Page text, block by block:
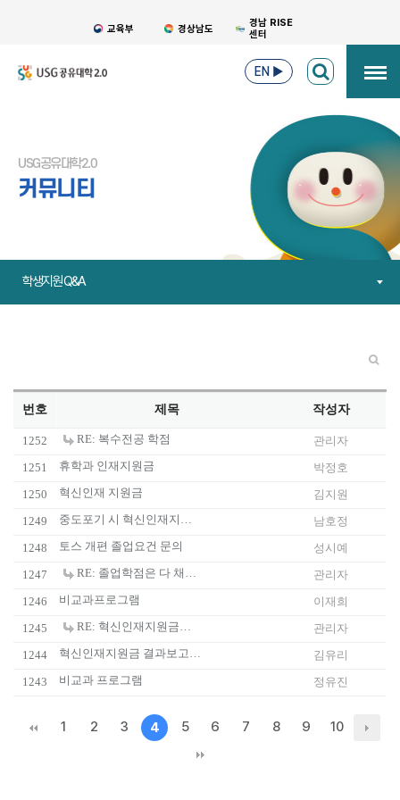
교육부 경상남도
경남 RISE
센터
EN ▶
USG공유대학2.0
커뮤니티
학생지원 Q&A
번호 제목 작성자
1252 RE: 복수전공 학점
관리자
1251
휴학과 인재지원금
박정호
1250
혁신인재 지원금
김지원
1249
중도포기 시 혁신인재지원금 질문
남호정
1248
토스 개편 졸업요건 문의
성시예
1247
RE: 졸업학점은 다 채웠지만 어학성적이나 자격증을 못딴 경우는 어떻게 되나요??
관리자
1246
비교과프로그램
이재희
1245
RE: 혁신인재지원금이 미뤄짐에 대해
관리자
1244
혁신인재지원금 결과보고서 관련 문의
김유리
1243
비교과 프로그램 정유진
1 2 3 4 5 6 7 8 9 10